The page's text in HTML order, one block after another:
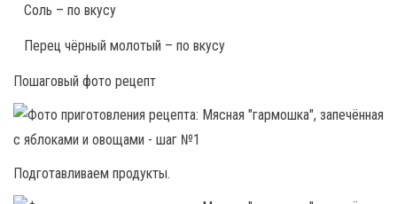
Соль – по вкусу
Перец чёрный молотый – по вкусу
Пошаговый фото рецепт
Подготавливаем продукты.